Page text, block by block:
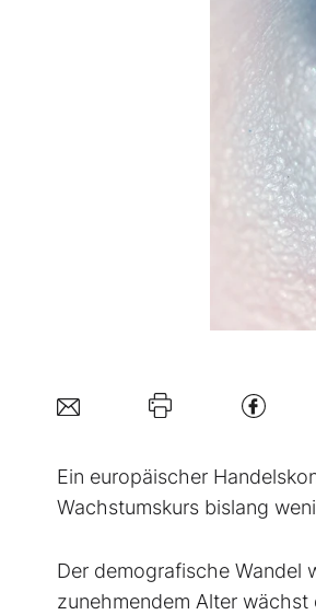
Ein europäischer
Wachstumskurs bislang
Der demografische Wandel
zunehmendem Alter